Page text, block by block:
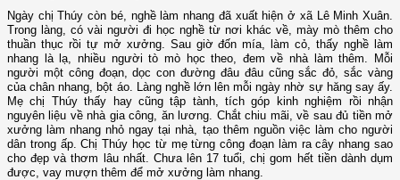
Ngày chị Thúy còn bé, nghề làm nhang đã xuất hiện ở xã Lê Minh Xuân.
Trong làng, có vài người đi học nghề từ nơi khác về, mày mò thêm cho
thuần thục rồi tự mở xưởng. Sau giờ đốn mía, làm cỏ, thấy nghề làm
nhang là lạ, nhiều người tò mò học theo, đem về nhà làm thêm. Mỗi
người một công đoạn, dọc con đường đâu đâu cũng sắc đỏ, sắc vàng
của chân nhang, bột áo. Làng nghề lớn lên mỗi ngày nhờ sự hăng say ấy.
Mẹ chị Thúy thấy hay cũng tập tành, tích góp kinh nghiệm rồi nhận
nguyên liệu về nhà gia công, ăn lương. Chắt chiu mãi, về sau đủ tiền mở
xưởng làm nhang nhỏ ngay tại nhà, tạo thêm nguồn việc làm cho người
dân trong ấp. Chị Thúy học từ mẹ từng công đoạn làm ra cây nhang sao
cho đẹp và thơm lâu nhất. Chưa lên 17 tuổi, chị gom hết tiền dành dụm
được, vay mượn thêm để mở xưởng làm nhang.